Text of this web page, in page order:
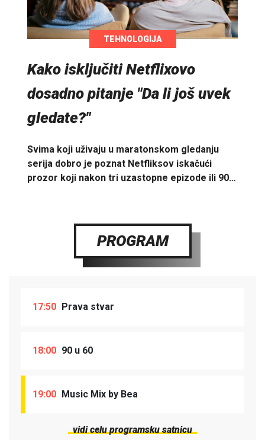
TEHNOLOGIJA
Kako isključiti Netflixovo
dosadno pitanje "Da li još uvek
gledate?"
Svima koji uživaju u maratonskom gledanju
serija dobro je poznat Netfliksov iskačući
prozor koji nakon tri uzastopne epizode ili 90…
PROGRAM
17:50 Prava stvar
18:00 90 u 60
19:00 Music Mix by Bea
vidi celu programsku satnicu